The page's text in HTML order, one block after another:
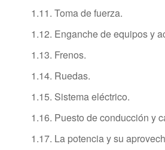
1.11. Toma de fuerza.
1.12. Enganche de equipos y
1.13. Frenos.
1.14. Ruedas.
1.15. Sistema eléctrico.
1.16. Puesto de conducción y
1.17. La potencia y su